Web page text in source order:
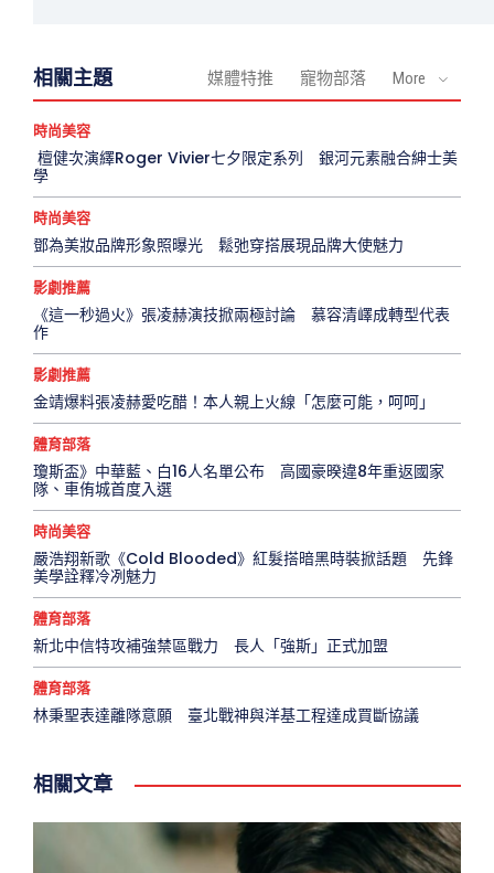
相關主題 媒體特推 寵物部落 More
時尚美容
檀健次演繹Roger Vivier七夕限定系列 銀河元素融合紳士美
學
時尚美容
鄧為美妝品牌形象照曝光 鬆弛穿搭展現品牌大使魅力
影劇推薦
《這一秒過火》張凌赫演技掀兩極討論 慕容清嶧成轉型代表
作
影劇推薦
金靖爆料張凌赫愛吃醋！本人親上火線「怎麼可能，呵呵」
體育部落
瓊斯盃》中華藍、白16人名單公布 高國豪暌違8年重返國家
隊、車侑城首度入選
時尚美容
嚴浩翔新歌《Cold Blooded》紅髮搭暗黑時裝掀話題 先鋒
美學詮釋冷冽魅力
體育部落
新北中信特攻補強禁區戰力 長人「強斯」正式加盟
體育部落
林秉聖表達離隊意願 臺北戰神與洋基工程達成買斷協議
相關文章